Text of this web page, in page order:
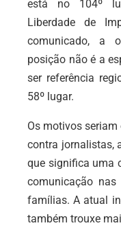
está no 104º
Liberdade de
comunicado, a
posição não é a
ser referência
58º lugar.
Os motivos
contra jornalistas,
que significa uma
comunicação
famílias. A atual
também trouxe